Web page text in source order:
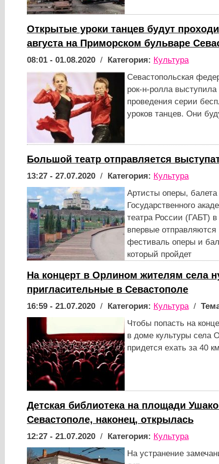
Открытые уроки танцев будут
августа на Приморском бульваре
08:01 - 01.08.2020 / Категория: Культура
Севастопольская
рок-н-ролла
проведения серии
уроков танцев. Они
Большой театр отправляется
13:27 - 27.07.2020 / Категория: Культура
Артисты оперы, балета
Государственного
театра России (ГАБТ)
впервые
фестиваль оперы и
который пройдет
На концерт в Орлином жителям села
пригласительные в Севастополе
16:59 - 21.07.2020 / Категория: Культура/
Чтобы попасть на
в доме культуры села
придется ехать за 40
Детская библиотека на площади
Севастополе, наконец, открылась
12:27 - 21.07.2020 / Категория: Культура
На устранение